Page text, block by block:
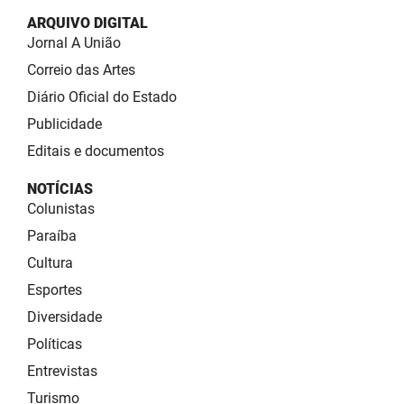
ARQUIVO DIGITAL
Jornal A União
Correio das Artes
Diário Oficial do Estado
Publicidade
Editais e documentos
NOTÍCIAS
Colunistas
Paraíba
Cultura
Esportes
Diversidade
Políticas
Entrevistas
Turismo